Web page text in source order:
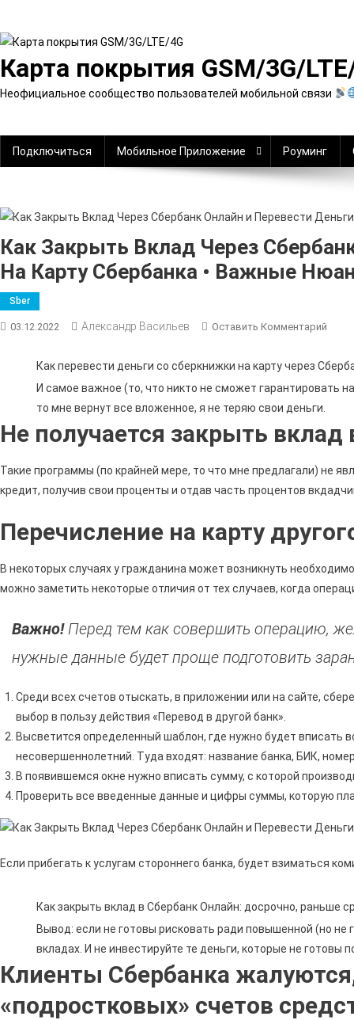
содержимому
Карта покрытия GSM/3G/
Неофициальное сообщество пользователей мобильной связи
Подключиться Мобильное Приложение Роуминг
Как Закрыть Вклад Через
На Карту Сбербанка • Важные
Sber
03.12.2022 Александр Васильев Оставить Комментарий
Карту
Как перевести деньги со сберкнижки на карту через
И самое важное (то, что никто не сможет гарантировать
то мне вернут все вложенное, я не теряю свои деньги.
Не получается закрыть вклад
Такие программы (по крайней мере, то что мне предлагали) не
кредит, получив свои проценты и отдав часть процентов
Перечисление на карту
В некоторых случаях у гражданина может возникнуть
можно заметить некоторые отличия от тех случаев, когда
Важно!Перед тем как совершить операцию,
нужные данные будет проще подготовить
Среди всех счетов отыскать, в приложении или на сайте,
выбор в пользу действия «Перевод в другой банк».
Высветится определенный шаблон, где нужно будет вписать
несовершеннолетний. Туда входят: название банка, БИК,
В появившемся окне нужно вписать сумму, с которой
Проверить все введенные данные и цифры суммы, которую
Если прибегать к услугам стороннего банка, будет взиматься
Как закрыть вклад в Сбербанк Онлайн: досрочно, раньше
Вывод: если не готовы рисковать ради повышенной (но не
вкладах. И не инвестируйте те деньги, которые не готовы
Клиенты Сбербанка
«подростковых» счетов